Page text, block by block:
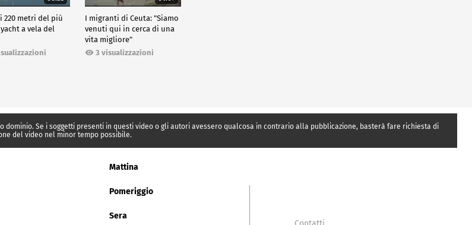
220 metri del più
a vela del
I migranti di Ceuta: "Siamo
venuti qui in cerca di una
vita migliore"
3 visualizzazioni
Se i soggetti presenti in questi video o gli autori avessero qualcosa in contrario alla pubblicazione, basterà fare richiesta di
del video nel minor tempo possibile.
Mattina
Pomeriggio
Sera